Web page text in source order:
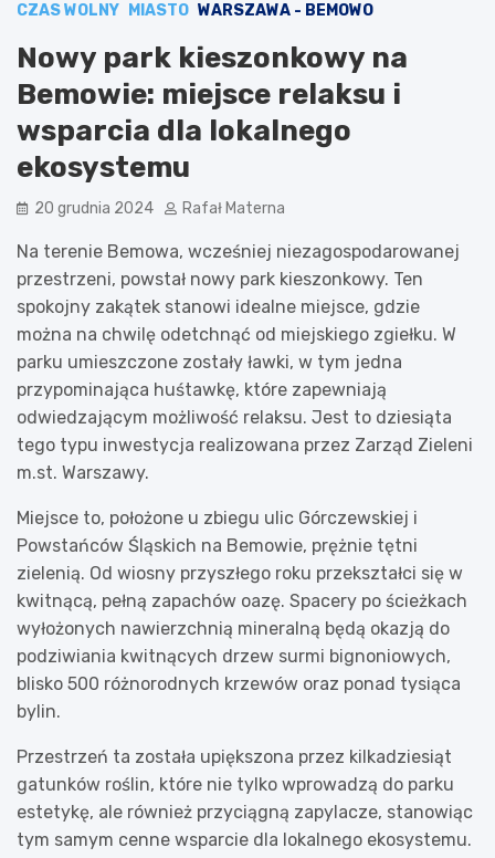
CZAS WOLNY MIASTO WARSZAWA - BEMOWO
Nowy park kieszonkowy na
Bemowie: miejsce relaksu i
wsparcia dla lokalnego
ekosystemu
20 grudnia 2024 Rafał Materna
Na terenie Bemowa, wcześniej niezagospodarowanej
przestrzeni, powstał nowy park kieszonkowy. Ten
spokojny zakątek stanowi idealne miejsce, gdzie
można na chwilę odetchnąć od miejskiego zgiełku. W
parku umieszczone zostały ławki, w tym jedna
przypominająca huśtawkę, które zapewniają
odwiedzającym możliwość relaksu. Jest to dziesiąta
tego typu inwestycja realizowana przez Zarząd Zieleni
m.st. Warszawy.
Miejsce to, położone u zbiegu ulic Górczewskiej i
Powstańców Śląskich na Bemowie, prężnie tętni
zielenią. Od wiosny przyszłego roku przekształci się w
kwitnącą, pełną zapachów oazę. Spacery po ścieżkach
wyłożonych nawierzchnią mineralną będą okazją do
podziwiania kwitnących drzew surmi bignoniowych,
blisko 500 różnorodnych krzewów oraz ponad tysiąca
bylin.
Przestrzeń ta została upiększona przez kilkadziesiąt
gatunków roślin, które nie tylko wprowadzą do parku
estetykę, ale również przyciągną zapylacze, stanowiąc
tym samym cenne wsparcie dla lokalnego ekosystemu.